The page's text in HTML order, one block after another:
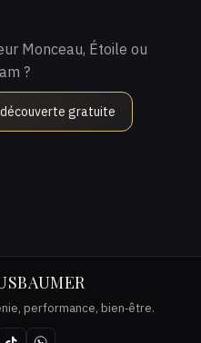
Monceau, Étoile ou
?
gratuite
performance, bien‑être.